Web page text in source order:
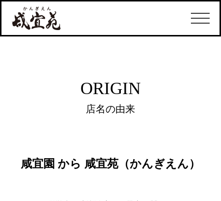
ORIGIN
店名の由来
咸宜園 から 咸宜苑（かんぎえん）